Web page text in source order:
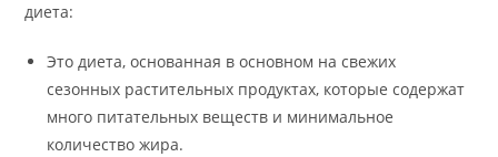
диета:
Это диета, основанная в основном на свежих
сезонных растительных продуктах, которые содержат
много питательных веществ и минимальное
количество жира.